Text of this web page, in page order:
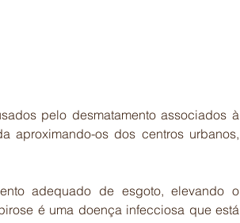
pelo desmatamento associados à
aproximando-os dos centros urbanos,
adequado de esgoto, elevando o
é uma doença infecciosa que está